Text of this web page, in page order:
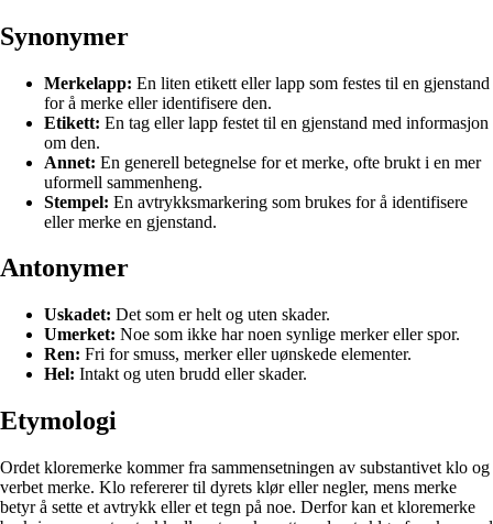
Synonymer
Merkelapp: En liten etikett eller lapp som festes til en gjenstand
for å merke eller identifisere den.
Etikett: En tag eller lapp festet til en gjenstand med informasjon
om den.
Annet: En generell betegnelse for et merke, ofte brukt i en mer
uformell sammenheng.
Stempel: En avtrykksmarkering som brukes for å identifisere
eller merke en gjenstand.
Antonymer
Uskadet: Det som er helt og uten skader.
Umerket: Noe som ikke har noen synlige merker eller spor.
Ren: Fri for smuss, merker eller uønskede elementer.
Hel: Intakt og uten brudd eller skader.
Etymologi
Ordet kloremerke kommer fra sammensetningen av substantivet klo og
verbet merke. Klo refererer til dyrets klør eller negler, mens merke
betyr å sette et avtrykk eller et tegn på noe. Derfor kan et kloremerke